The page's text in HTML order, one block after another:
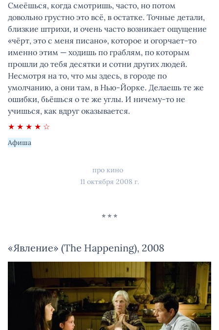
Смеёшься, когда смотришь, часто, но потом
довольно грустно это всё, в остатке. Точные детали,
близкие штрихи, и очень часто возникает ощущение
«чёрт, это с меня писано», которое и огорчает-то
именно этим — ходишь по граблям, по которым
прошли до тебя десятки и сотни других людей.
Несмотря на то, что мы здесь, в городе по
умолчанию, а они там, в Нью-Йорке. Делаешь те же
ошибки, бьёшься о те же углы. И ничему-то не
учишься, как вдруг оказывается.
★ ★ ★ ★ ☆
Афиша
про кино
11 октября 2008 г.
«Явление» (The Happening), 2008